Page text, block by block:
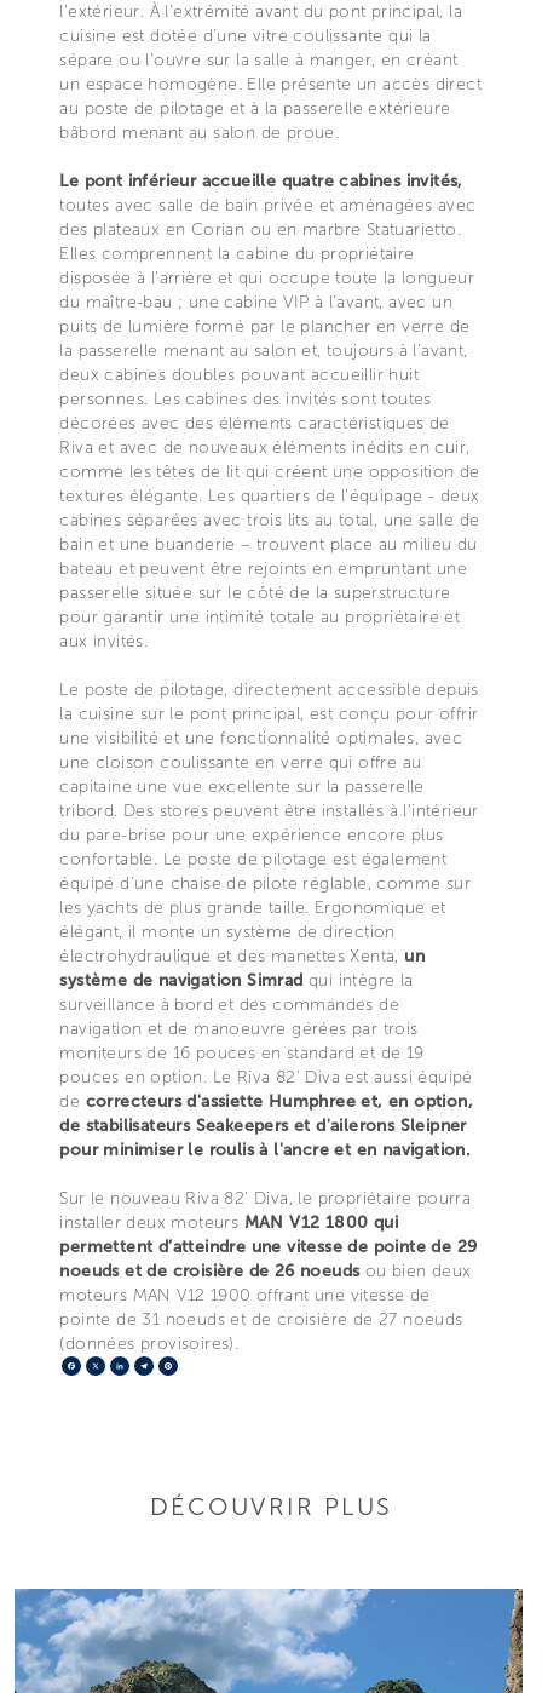
l'extérieur. À l'extrémité avant du pont principal, la
cuisine est dotée d'une vitre coulissante qui la
sépare ou l'ouvre sur la salle à manger, en créant
un espace homogène. Elle présente un accès direct
au poste de pilotage et à la passerelle extérieure
bâbord menant au salon de proue.
Le pont inférieur accueille quatre cabines invités,
toutes avec salle de bain privée et aménagées avec
des plateaux en Corian ou en marbre Statuarietto.
Elles comprennent la cabine du propriétaire
disposée à l'arrière et qui occupe toute la longueur
du maître-bau ; une cabine VIP à l’avant, avec un
puits de lumière formé par le plancher en verre de
la passerelle menant au salon et, toujours à l’avant,
deux cabines doubles pouvant accueillir huit
personnes. Les cabines des invités sont toutes
décorées avec des éléments caractéristiques de
Riva et avec de nouveaux éléments inédits en cuir,
comme les têtes de lit qui créent une opposition de
textures élégante. Les quartiers de l'équipage - deux
cabines séparées avec trois lits au total, une salle de
bain et une buanderie – trouvent place au milieu du
bateau et peuvent être rejoints en empruntant une
passerelle située sur le côté de la superstructure
pour garantir une intimité totale au propriétaire et
aux invités.
Le poste de pilotage, directement accessible depuis
la cuisine sur le pont principal, est conçu pour offrir
une visibilité et une fonctionnalité optimales, avec
une cloison coulissante en verre qui offre au
capitaine une vue excellente sur la passerelle
tribord. Des stores peuvent être installés à l'intérieur
du pare-brise pour une expérience encore plus
confortable. Le poste de pilotage est également
équipé d'une chaise de pilote réglable, comme sur
les yachts de plus grande taille. Ergonomique et
élégant, il monte un système de direction
électrohydraulique et des manettes Xenta, un
système de navigation Simrad qui intègre la
surveillance à bord et des commandes de
navigation et de manoeuvre gérées par trois
moniteurs de 16 pouces en standard et de 19
pouces en option. Le Riva 82' Diva est aussi équipé
de correcteurs d'assiette Humphree et, en option,
de stabilisateurs Seakeepers et d'ailerons Sleipner
pour minimiser le roulis à l'ancre et en navigation.
Sur le nouveau Riva 82’ Diva, le propriétaire pourra
installer deux moteurs MAN V12 1800 qui
permettent d’atteindre une vitesse de pointe de 29
noeuds et de croisière de 26 noeudsou bien deux
moteurs MAN V12 1900 offrant une vitesse de
pointe de 31 noeuds et de croisière de 27 noeuds
(données provisoires).
Facebook
X LinkedIn
Telegram
DÉCOUVRIR PLUS